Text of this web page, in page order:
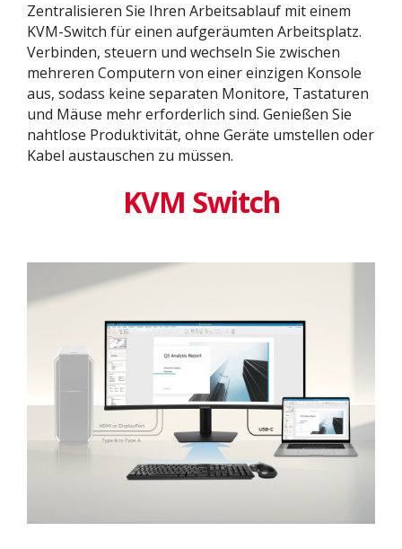
Zentralisieren Sie Ihren Arbeitsablauf mit einem
KVM-Switch für einen aufgeräumten Arbeitsplatz.
Verbinden, steuern und wechseln Sie zwischen
mehreren Computern von einer einzigen Konsole
aus, sodass keine separaten Monitore, Tastaturen
und Mäuse mehr erforderlich sind. Genießen Sie
nahtlose Produktivität, ohne Geräte umstellen oder
Kabel austauschen zu müssen.
KVM Switch